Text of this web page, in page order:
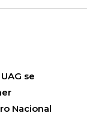
se
Nacional